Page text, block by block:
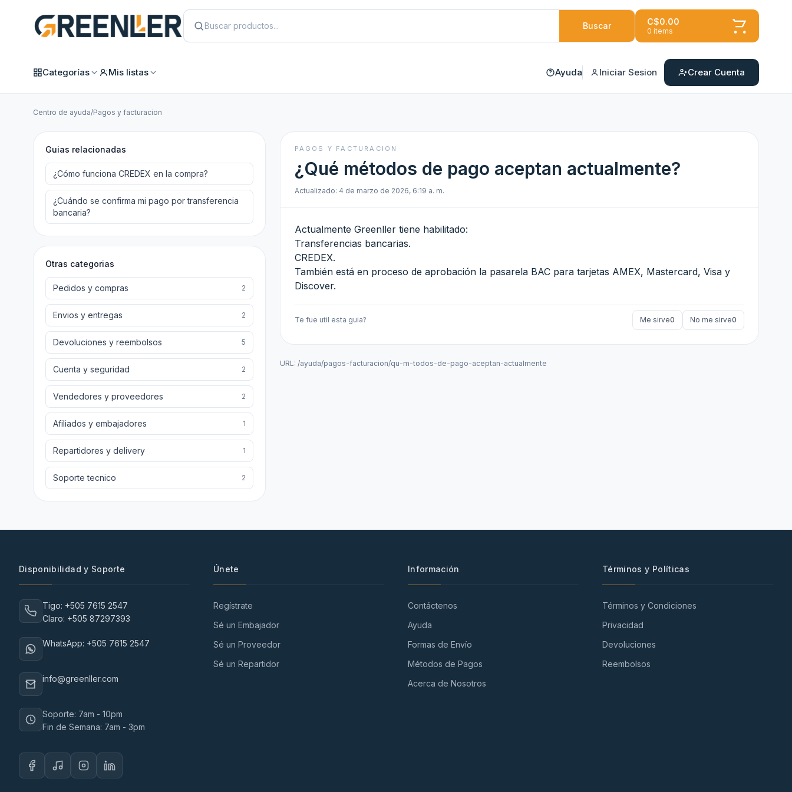
Buscar C$0.00
0 items
Categorías Mis listas Ayuda Iniciar Sesion Crear Cuenta
Centro de ayuda/Pagos y facturacion
Guias relacionadas
¿Cómo funciona CREDEX en la compra?
¿Cuándo se confirma mi pago por transferencia
bancaria?
Otras categorias
Pedidos y compras 2
Envios y entregas 2
Devoluciones y reembolsos 5
Cuenta y seguridad 2
Vendedores y proveedores 2
Afiliados y embajadores 1
Repartidores y delivery 1
Soporte tecnico 2
PAGOS Y FACTURACION
¿Qué métodos de pago aceptan actualmente?
Actualizado: 4 de marzo de 2026, 6:19 a. m.
Actualmente Greenller tiene habilitado:
Transferencias bancarias.
CREDEX.
También está en proceso de aprobación la pasarela BAC para tarjetas AMEX, Mastercard, Visa y
Discover.
Te fue util esta guia? Me sirve0 No me sirve0
URL: /ayuda/pagos-facturacion/qu-m-todos-de-pago-aceptan-actualmente
Disponibilidad y Soporte
Tigo: +505 7615 2547
Claro: +505 87297393
WhatsApp: +505 7615 2547
info@greenller.com
Soporte: 7am - 10pm
Fin de Semana: 7am - 3pm
Únete
Regístrate
Sé un Embajador
Sé un Proveedor
Sé un Repartidor
Información
Contáctenos
Ayuda
Formas de Envío
Métodos de Pagos
Acerca de Nosotros
Términos y Políticas
Términos y Condiciones
Privacidad
Devoluciones
Reembolsos